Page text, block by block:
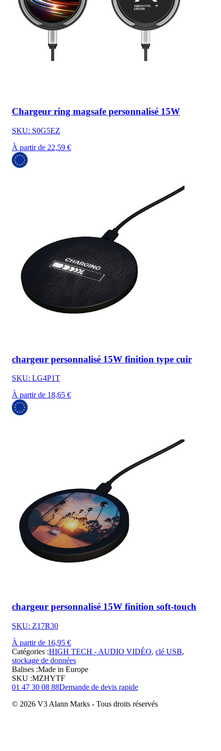
Chargeur ring magsafe personnalisé 15W
SKU: S0G5EZ
À partir de 22,59 €
chargeur personnalisé 15W finition type cuir
SKU: LG4P1T
À partir de 18,65 €
chargeur personnalisé 15W finition soft-touch
SKU: Z17R30
À partir de 16,95 €
Catégories :HIGH TECH - AUDIO VIDÉO, clé USB,
stockage de données
Balises :Made in Europe
SKU :MZHYTF
01 47 30 08 88Demande de devis rapide
© 2026 V3 Alann Marks - Tous droits réservés